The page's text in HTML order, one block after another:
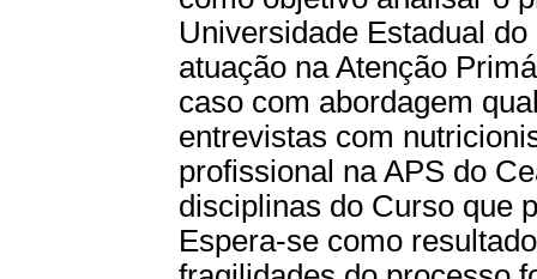
Universidade Estadual
atuação na Atenção
caso com abordagem
entrevistas com
profissional na APS do
disciplinas do Curso que
Espera-se como